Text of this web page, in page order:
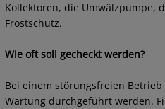
Kollektoren, die Umwälzpumpe,
Frostschutz.
Wie oft soll gecheckt werden?
Bei einem störungsfreien
Wartung durchgeführt werden.